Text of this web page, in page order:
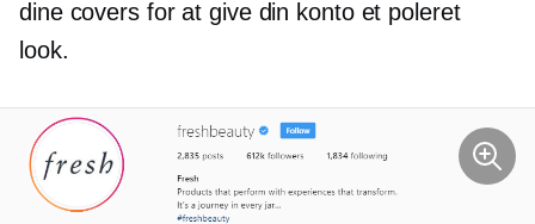
dine covers for at give din konto et poleret
look.